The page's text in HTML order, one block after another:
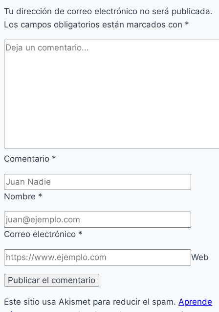
Tu dirección de correo electrónico no será publicada.
Los campos obligatorios están marcados con *
Comentario *
Nombre *
Correo electrónico *
Web
Este sitio usa Akismet para reducir el spam. Aprende